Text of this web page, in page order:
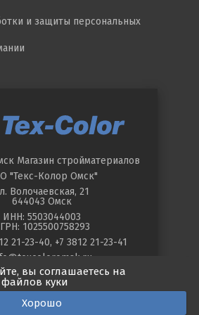
и защиты персональных
Магазин стройматериалов
"Текс-Колор Омск"
Волочаевская, 21
644043 Омск
ИНН: 5503044003
1025500758293
21-23-40, +7 3812 21-23-41
Reserved.
вы соглашаетесь на
куки
Хорошо